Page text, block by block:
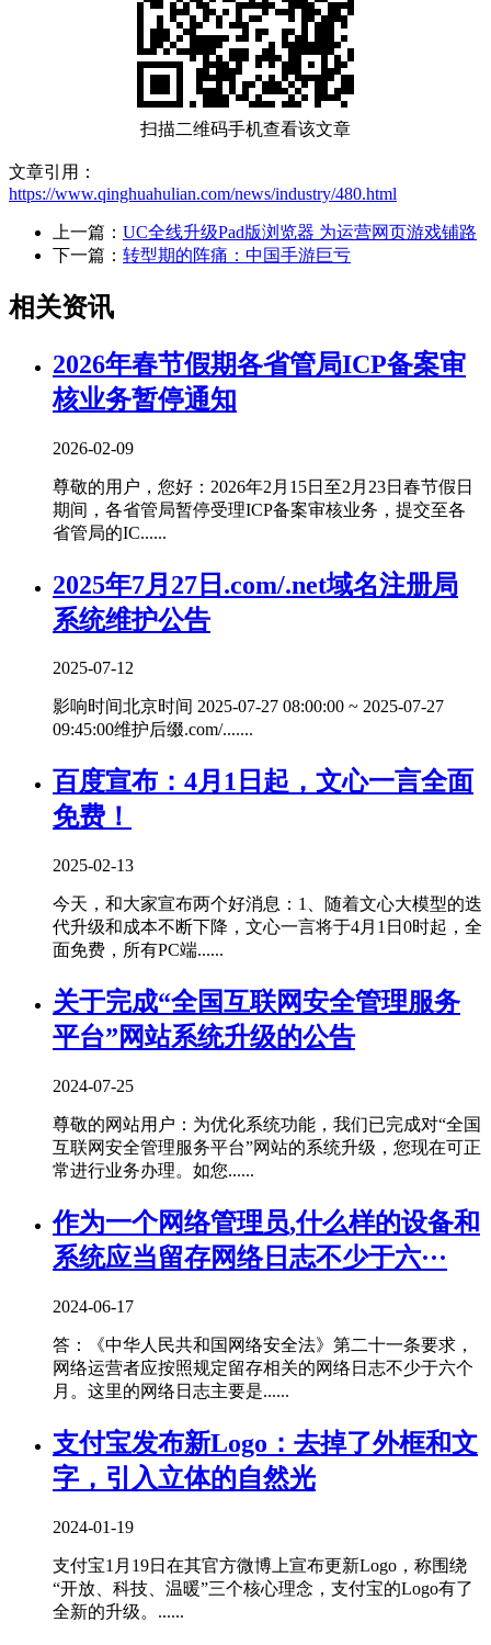
扫描二维码手机查看该文章
文章引用：
https://www.qinghuahulian.com/news/industry/480.html
上一篇： UC全线升级Pad版浏览器 为运营网页游戏铺路
下一篇： 转型期的阵痛：中国手游巨亏
相关资讯
2026年春节假期各省管局ICP备案审
核业务暂停通知
2026-02-09
尊敬的用户，您好：2026年2月15日至2月23日春节假日
期间，各省管局暂停受理ICP备案审核业务，提交至各
省管局的IC......
2025年7月27日.com/.net域名注册局
系统维护公告
2025-07-12
影响时间北京时间 2025-07-27 08:00:00 ~ 2025-07-27
09:45:00维护后缀.com/.......
百度宣布：4月1日起，文心一言全面
免费！
2025-02-13
今天，和大家宣布两个好消息：1、随着文心大模型的迭
代升级和成本不断下降，文心一言将于4月1日0时起，全
面免费，所有PC端......
关于完成“全国互联网安全管理服务
平台”网站系统升级的公告
2024-07-25
尊敬的网站用户：为优化系统功能，我们已完成对“全国
互联网安全管理服务平台”网站的系统升级，您现在可正
常进行业务办理。如您......
作为一个网络管理员,什么样的设备和
系统应当留存网络日志不少于六···
2024-06-17
答：《中华人民共和国网络安全法》第二十一条要求，
网络运营者应按照规定留存相关的网络日志不少于六个
月。这里的网络日志主要是......
支付宝发布新Logo：去掉了外框和文
字，引入立体的自然光
2024-01-19
支付宝1月19日在其官方微博上宣布更新Logo，称围绕
“开放、科技、温暖”三个核心理念，支付宝的Logo有了
全新的升级。......